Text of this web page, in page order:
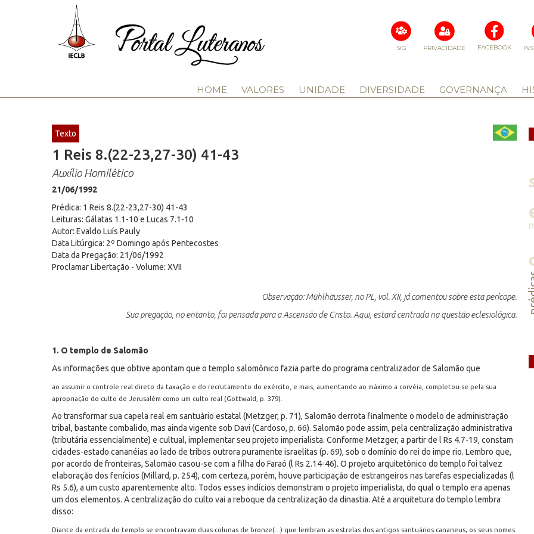
FACEBOOK
PRIVACIDADE
SIG
HOME VALORES UNIDADE DIVERSIDADE GOVERNANÇA
Texto
1 Reis 8.(22-23,27-30) 41-43
Auxílio Homilético
21/06/1992
Prédica: 1 Reis 8.(22-23,27-30) 41-43
Leituras: Gálatas 1.1-10 e Lucas 7.1-10
Autor: Evaldo Luís Pauly
Data Litúrgica: 2º Domingo após Pentecostes
Data da Pregação: 21/06/1992
Proclamar Libertação - Volume: XVII
Observação: Mühlhäusser, no PL, vol. XII, já comentou sobre esta perícope.
Sua pregação, no entanto, foi pensada para a Ascensão de Cristo. Aqui, estará centrada na questão eclesiológica.
1. O templo de Salomão
As informações que obtive apontam que o templo salomônico fazia parte do programa centralizador de Salomão que
ao assumir o controle real direto da taxação e do recrutamento do exército, e mais, aumentando ao máximo a corvéia, completou-se pela sua
apropriação do culto de Jerusalém como um culto real (Gottwald, p. 379).
Ao transformar sua capela real em santuário estatal (Metzger, p. 71), Salomão derrota finalmente o modelo de administração
tribal, bastante combalido, mas ainda vigente sob Davi (Cardoso, p. 66). Salomão pode assim, pela centralização administrativa
(tributária essencialmente) e cultual, implementar seu projeto imperialista. Conforme Metzger, a partir de l Rs 4.7-19, constam
cidades-estado cananéias ao lado de tribos outrora puramente israelitas (p. 69), sob o domínio do rei do impe rio. Lembro que,
por acordo de fronteiras, Salomão casou-se com a filha do Faraó (l Rs 2.14-46). O projeto arquitetônico do templo foi talvez
elaboração dos fenícios (Millard, p. 254), com certeza, porém, houve participação de estrangeiros nas tarefas especializadas (l
Rs 5.6), a um custo aparentemente alto. Todos esses indícios demonstram o projeto imperialista, do qual o templo era apenas
um dos elementos. A centralização do culto vai a reboque da centralização da dinastia. Até a arquitetura do templo lembra
disso:
Diante da entrada do templo se encontravam duas colunas de bronze(...) que lembram as estrelas dos antigos santuários cananeus; os seus nomes